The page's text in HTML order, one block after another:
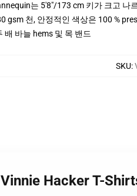
는 5'8"/173 cm 키가 크고 나
gsm 천, 안정적인 색상은 100 %
배 바늘 hems 및 목 밴드
SKU:
Hacker T-